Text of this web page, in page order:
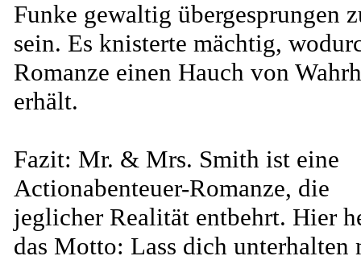
Funke gewaltig übergesprungen
sein. Es knisterte mächtig,
Romanze einen Hauch von
erhält.
Fazit: Mr. & Mrs. Smith ist eine
Actionabenteuer-Romanze, die
jeglicher Realität entbehrt. Hier
das Motto: Lass dich unterhalten